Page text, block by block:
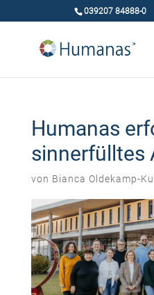
039207 84888-0
Humanas
sinnerfülltes
von Bianca Oldekamp-